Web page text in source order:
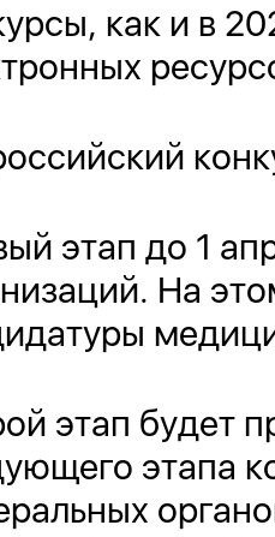
как и в
этап до 1
На
этап будет
этапа